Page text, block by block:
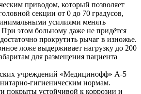
приводом, который позволяет
секции от 0 до 70 градусов,
усилиями менять
этом больному даже не придётся
прокрутить рычаг в изножье.
ложе выдерживает нагрузку до 200
для размещения пациента
учреждений «Медицинофф» А-5
гигиеническим нормам.
покрыты устойчивой к коррозии и